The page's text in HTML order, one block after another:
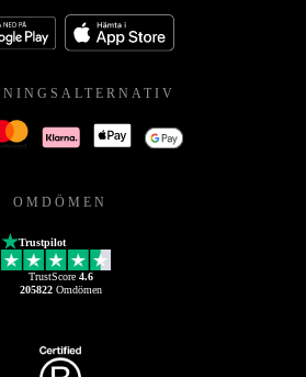
OMDÖMEN
Trustpilot
TrustScore 4.6
205822Omdömen